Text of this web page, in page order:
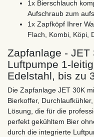
1x Bierschlauch
Aufschraub zum
1x Zapfköpf Ihrer
Flach, Kombi, Köpi,
Zapfanlage - JET
Luftpumpe 1-
Edelstahl, bis zu
Die Zapfanlage JET 30K
Bierkoffer,
Lösung, die für die
perfekt gekühltem Bier
durch die integrierte